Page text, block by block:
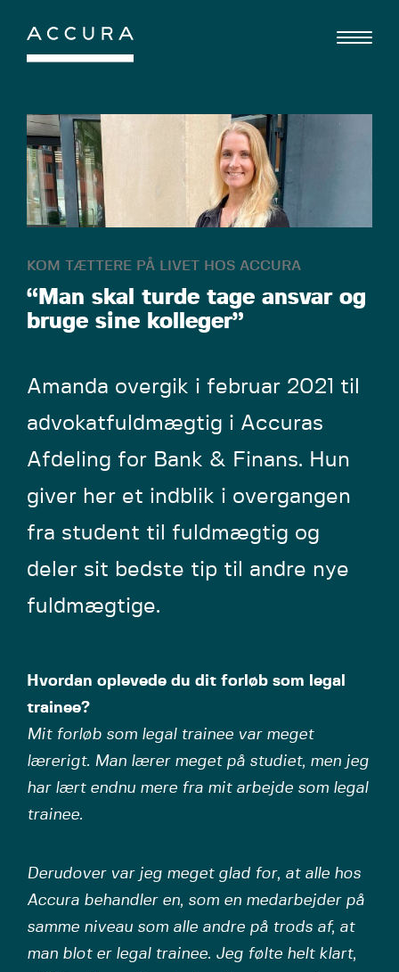
Gå
indhold
KOM TÆTTERE PÅ LIVET HOS ACCURA
“Man skal turde tage ansvar og
bruge sine kolleger”
Amanda overgik i februar 2021 til
advokatfuldmægtig i Accuras
Afdeling for Bank & Finans. Hun
giver her et indblik i overgangen
fra student til fuldmægtig og
deler sit bedste tip til andre nye
fuldmægtige.
Hvordan oplevede du dit forløb som legal
trainee?
Mit forløb som legal trainee var meget
lærerigt. Man lærer meget på studiet, men jeg
har lært endnu mere fra mit arbejde som legal
trainee.
Derudover var jeg meget glad for, at alle hos
Accura behandler en, som en medarbejder på
samme niveau som alle andre på trods af, at
man blot er legal trainee. Jeg følte helt klart,